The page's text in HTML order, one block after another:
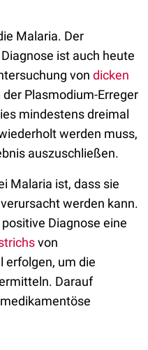
Malaria. Der
ist auch heute
von dicken
Plasmodium-Erreger
mindestens dreimal
werden muss,
auszuschließen.
Malaria ist, dass sie
werden kann.
Diagnose eine
von
erfolgen, um die
Darauf